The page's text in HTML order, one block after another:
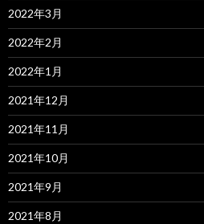
2022年3月
2022年2月
2022年1月
2021年12月
2021年11月
2021年10月
2021年9月
2021年8月